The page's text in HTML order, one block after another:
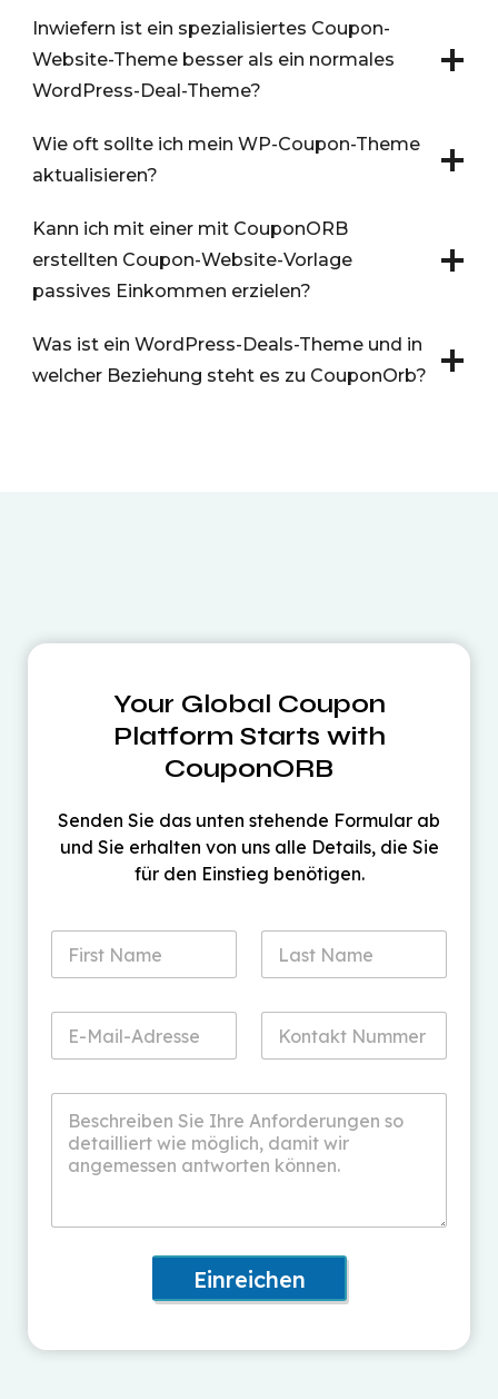
Inwiefern ist ein spezialisiertes Coupon-
Website-Theme besser als ein normales
WordPress-Deal-Theme?
Wie oft sollte ich mein WP-Coupon-Theme
aktualisieren?
Kann ich mit einer mit CouponORB
erstellten Coupon-Website-Vorlage
passives Einkommen erzielen?
Was ist ein WordPress-Deals-Theme und in
welcher Beziehung steht es zu CouponOrb?
Your Global Coupon
Platform Starts with
CouponORB
Senden Sie das unten stehende Formular ab
und Sie erhalten von uns alle Details, die Sie
für den Einstieg benötigen.
Einreichen